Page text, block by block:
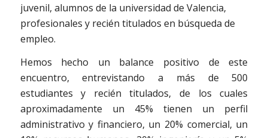
juvenil, alumnos de la universidad de Valencia,
profesionales y recién titulados en búsqueda de
empleo.
Hemos hecho un balance positivo de este
encuentro, entrevistando a más de 500
estudiantes y recién titulados, de los cuales
aproximadamente un 45% tienen un perfil
administrativo y financiero, un 20% comercial, un